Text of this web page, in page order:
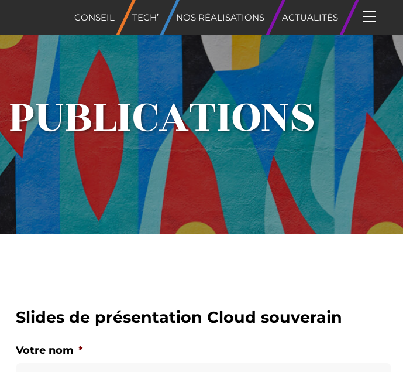
CONSEIL TECH’ NOS RÉALISATIONS ACTUALITÉS
PUBLICATIONS
Slides de présentation Cloud souverain
Votre nom *